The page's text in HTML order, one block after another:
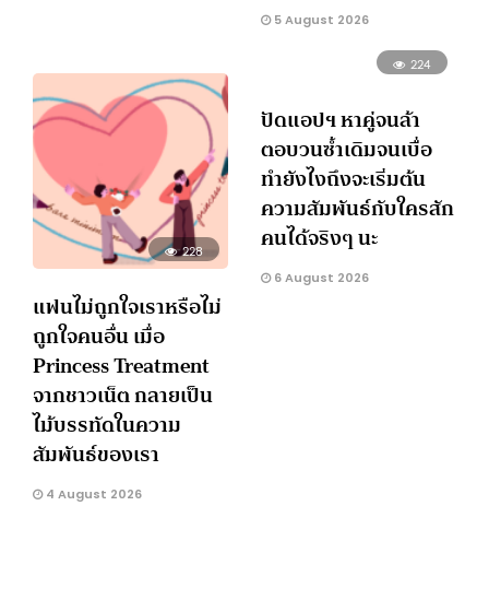
5 August 2026
228
แฟนไม่ถูกใจเราหรือไม่
ถูกใจคนอื่น เมื่อ
Princess Treatment
จากชาวเน็ต กลายเป็น
ไม้บรรทัดในความ
สัมพันธ์ของเรา
4 August 2026
224
ปัดแอปฯ หาคู่จนล้า
ตอบวนซ้ำเดิมจนเบื่อ
ทำยังไงถึงจะเริ่มต้น
ความสัมพันธ์กับใครสัก
คนได้จริงๆ นะ
6 August 2026